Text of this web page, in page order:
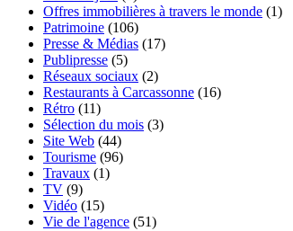
Offres immobilières à travers le monde (1)
Patrimoine (106)
Presse & Médias (17)
Publipresse (5)
Réseaux sociaux (2)
Restaurants à Carcassonne (16)
Rétro (11)
Sélection du mois (3)
Site Web (44)
Tourisme (96)
Travaux (1)
TV (9)
Vidéo (15)
Vie de l'agence (51)